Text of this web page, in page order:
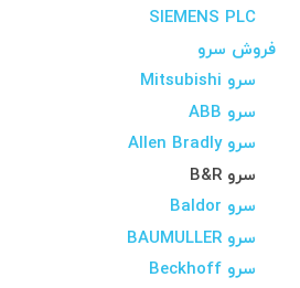
SIEMENS PLC
فروش سرو
سرو Mitsubishi
سرو ABB
سرو Allen Bradly
سرو B&R
سرو Baldor
سرو BAUMULLER
سرو Beckhoff